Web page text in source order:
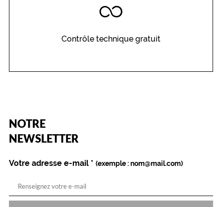
Contrôle technique gratuit
NOTRE
NEWSLETTER
Name
Votre adresse e-mail *
(Ce
champ
est
obligatoire)
(exemple : nom@mail.com)